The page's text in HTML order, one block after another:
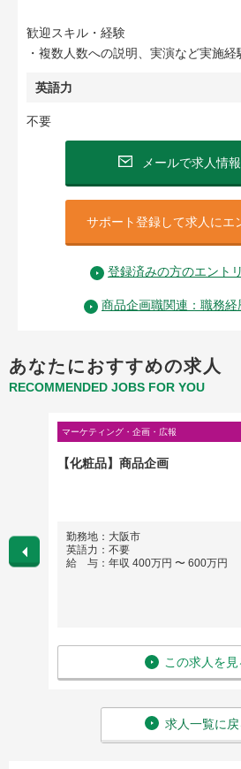
歓迎スキル・経験
・複数人数への説明、実演など実施経
英語力
不要
メールで求人情
サポート登録して求人にエ
登録済みの方のエント
商品企画職関連：職務
あなたにおすすめの求人
RECOMMENDED JOBS FOR YOU
マーケティング・企画・広報
【化粧品】商品企画
勤務地：大阪市
英語力：不要
給 与：年収 400万円 〜 600万円
この求人を見
求人一覧に戻